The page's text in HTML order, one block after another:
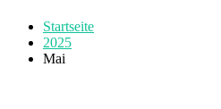
Startseite
2025
Mai